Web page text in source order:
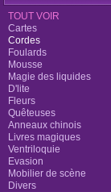
TOUT VOIR
Cartes
Cordes
Foulards
Mousse
Magie des liquides
D'lite
Fleurs
Quêteuses
Anneaux chinois
Livres magiques
Ventriloquie
Evasion
Mobilier de scène
Divers